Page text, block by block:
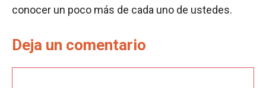
conocer un poco más de cada uno de ustedes.
Deja un comentario